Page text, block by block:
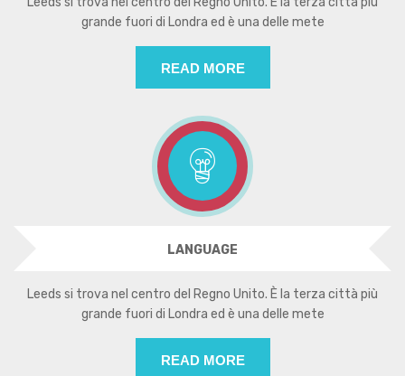
grande fuori di Londra ed è una delle mete
READ MORE
LANGUAGE
Leeds si trova nel centro del Regno Unito. È la terza città più
grande fuori di Londra ed è una delle mete
READ MORE